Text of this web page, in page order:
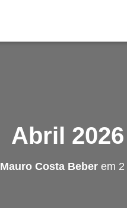
Abril 2026
Mauro Costa Beberem